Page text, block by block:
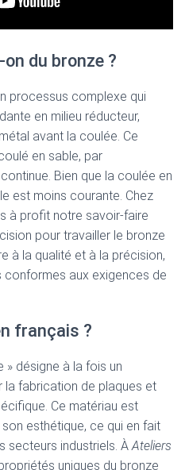
du bronze ?
processus complexe qui
en milieu réducteur,
avant la coulée. Ce
en sable, par
Bien que la coulée en
est moins courante. Chez
à profit notre savoir-faire
pour travailler le bronze
à la qualité et à la précision,
conformes aux exigences de
français ?
» désigne à la fois un
la fabrication de plaques et
Ce matériau est
esthétique, ce qui en fait
secteurs industriels. ÀAteliers
uniques du bronze